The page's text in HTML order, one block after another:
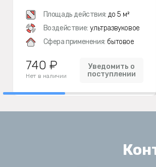
Площадь действия: до 5 м²
Воздействие: ультразвуковое
Сфера применения: бытовое
740 ₽
Нет в наличии
Уведомить о
поступлении